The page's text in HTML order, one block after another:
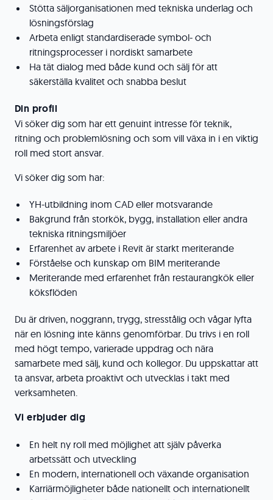
Stötta säljorganisationen med tekniska underlag och
lösningsförslag
Arbeta enligt standardiserade symbol- och
ritningsprocesser i nordiskt samarbete
Ha tät dialog med både kund och sälj för att
säkerställa kvalitet och snabba beslut
Din profil
Vi söker dig som har ett genuint intresse för teknik,
ritning och problemlösning och som vill växa in i en viktig
roll med stort ansvar.
Vi söker dig som har:
YH-utbildning inom CAD eller motsvarande
Bakgrund från storkök, bygg, installation eller andra
tekniska ritningsmiljöer
Erfarenhet av arbete i Revit är starkt meriterande
Förståelse och kunskap om BIM meriterande
Meriterande med erfarenhet från restaurangkök eller
köksflöden
Du är driven, noggrann, trygg, stresstålig och vågar lyfta
när en lösning inte känns genomförbar. Du trivs i en roll
med högt tempo, varierade uppdrag och nära
samarbete med sälj, kund och kollegor. Du uppskattar att
ta ansvar, arbeta proaktivt och utvecklas i takt med
verksamheten.
Vi erbjuder dig
En helt ny roll med möjlighet att själv påverka
arbetssätt och utveckling
En modern, internationell och växande organisation
Karriärmöjligheter både nationellt och internationellt